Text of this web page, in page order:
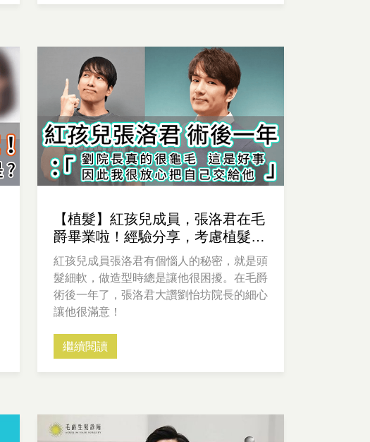
【植髮】紅孩兒成員，張洛君在毛
爵畢業啦！經驗分享，考慮植髮的
你怎能錯過！
紅孩兒成員張洛君有個惱人的秘密，就是頭
髮細軟，做造型時總是讓他很困擾。在毛爵
術後一年了，張洛君大讚劉怡坊院長的細心
讓他很滿意！
繼續閱讀